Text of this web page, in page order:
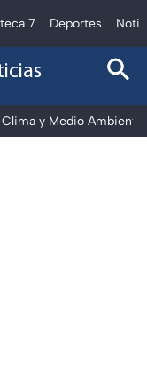
7 Deportes
Clima y Medio Ambiente